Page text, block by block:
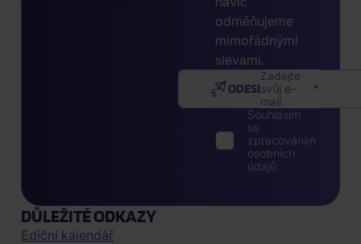
odměňujeme
mimořádnými
slevami.
Zadejte
svůj e-
mail
ODESLAT
Souhlasím
se
zpracováním
osobních
údajů
DŮLEŽITÉ ODKAZY
Ediční kalendář